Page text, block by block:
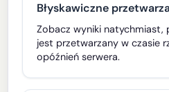
Błyskawiczne
Zobacz wyniki natychmiast,
jest przetwarzany w czasie
opóźnień serwera.